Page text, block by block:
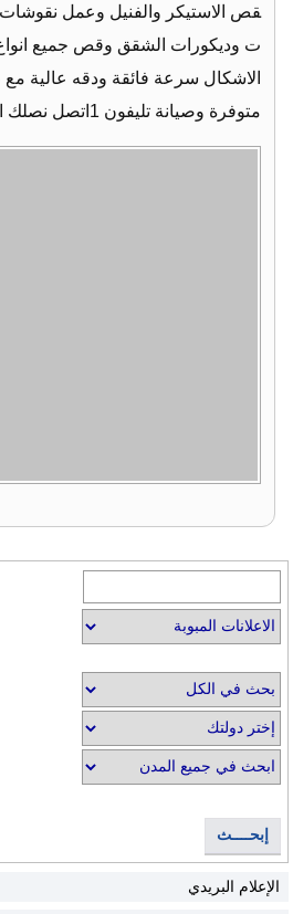
قص الاستيكر والفنيل وعمل نقوشات
ت وديكورات الشقق وقص جميع
الاشكال سرعة فائقة ودقه عالية
متوفرة وصيانة تليفون 1اتصل نصلك اينما كنت السعر …
إبحــــث
الإعلام البريدي